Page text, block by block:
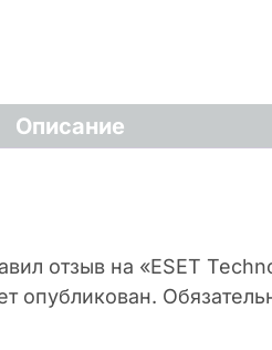
Описание
отзыв на «ESET
опубликован.